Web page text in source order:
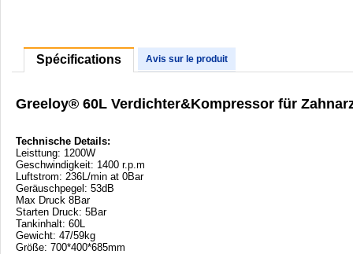
Spécifications Avis sur le produit
Greeloy® 60L Verdichter&Kompressor für
Technische Details:
Leisttung: 1200W
Geschwindigkeit: 1400 r.p.m
Luftstrom: 236L/min at 0Bar
Geräuschpegel: 53dB
Max Druck 8Bar
Starten Druck: 5Bar
Tankinhalt: 60L
Gewicht: 47/59kg
Größe: 700*400*685mm